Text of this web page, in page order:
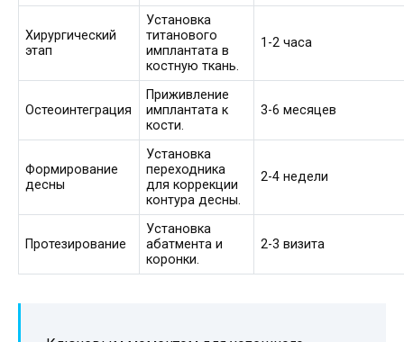
Хирургический
этап
Установка
титанового
имплантата в
костную ткань.
1-2 часа
Остеоинтеграция
Приживление
имплантата к
кости.
3-6 месяцев
Формирование
десны
Установка
переходника
для коррекции
контура десны.
2-4 недели
Протезирование
Установка
абатмента и
коронки.
2-3 визита